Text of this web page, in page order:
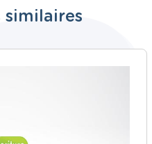
similaires